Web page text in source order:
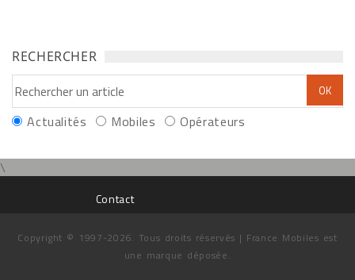
RECHERCHER
Actualités Mobiles Opérateurs
\
Contact
Copyright © 1997-2026. Tous droits réservés | France Mobiles est
une marque déposée.